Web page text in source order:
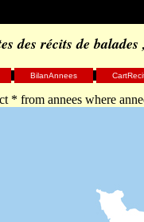
des récits de
BilanAnnees
* from annees where